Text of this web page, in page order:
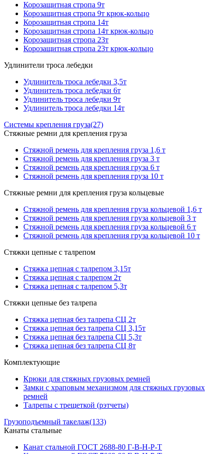
Корозащитная стропа 9т
Корозащитная стропа 9т крюк-кольцо
Корозащитная стропа 14т
Корозащитная стропа 14т крюк-кольцо
Корозащитная стропа 23т
Корозащитная стропа 23т крюк-кольцо
Удлинители троса лебедки
Удлинитель троса лебедки 3,5т
Удлинитель троса лебедки 6т
Удлинитель троса лебедки 9т
Удлинитель троса лебедки 14т
Системы крепления груза(27)
Стяжные ремни для крепления груза
Стяжной ремень для крепления груза 1,6 т
Стяжной ремень для крепления груза 3 т
Стяжной ремень для крепления груза 6 т
Стяжной ремень для крепления груза 10 т
Стяжные ремни для крепления груза кольцевые
Стяжной ремень для крепления груза кольцевой 1,6 т
Стяжной ремень для крепления груза кольцевой 3 т
Стяжной ремень для крепления груза кольцевой 6 т
Стяжной ремень для крепления груза кольцевой 10 т
Стяжки цепные с талрепом
Стяжка цепная с талрепом 3,15т
Стяжка цепная с талрепом 2т
Стяжка цепная с талрепом 5,3т
Стяжки цепные без талрепа
Стяжка цепная без талрепа СЦ 2т
Стяжка цепная без талрепа СЦ 3,15т
Стяжка цепная без талрепа СЦ 5,3т
Стяжка цепная без талрепа СЦ 8т
Комплектующие
Крюки для стяжных грузовых ремней
Замки с храповым механизмом для стяжных грузовых
ремней
Талрепы с трещеткой (рэтчеты)
Грузоподъемный такелаж(133)
Канаты стальные
Канат стальной ГОСТ 2688-80 Г-В-Н-Р-Т